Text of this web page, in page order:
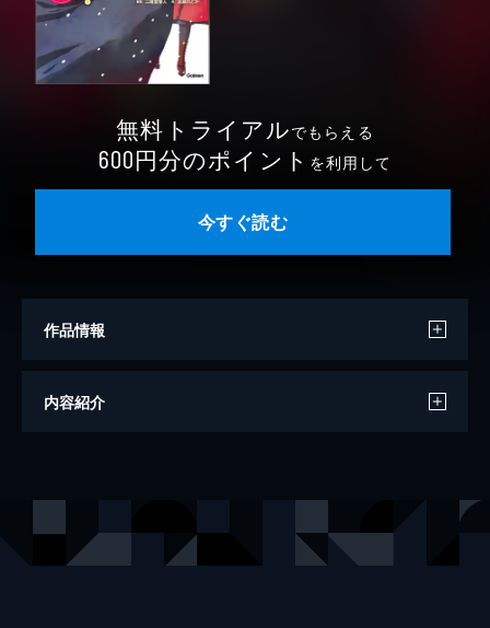
無料トライアルでもらえる
600円分のポイント を利用して
今すぐ読む
作品情報
原作
レーベル 10歳までに読みたい名作ミステリー
内容紹介